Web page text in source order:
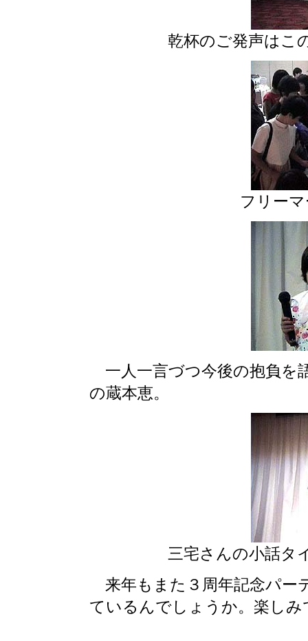
乾杯のご発声はこ
フリー
一人一言づつ今後の抱負を
の蔵本恵。
三宅さんの小話タ
来年もまた３周年記念パー
ているんでしょうか。楽しみ